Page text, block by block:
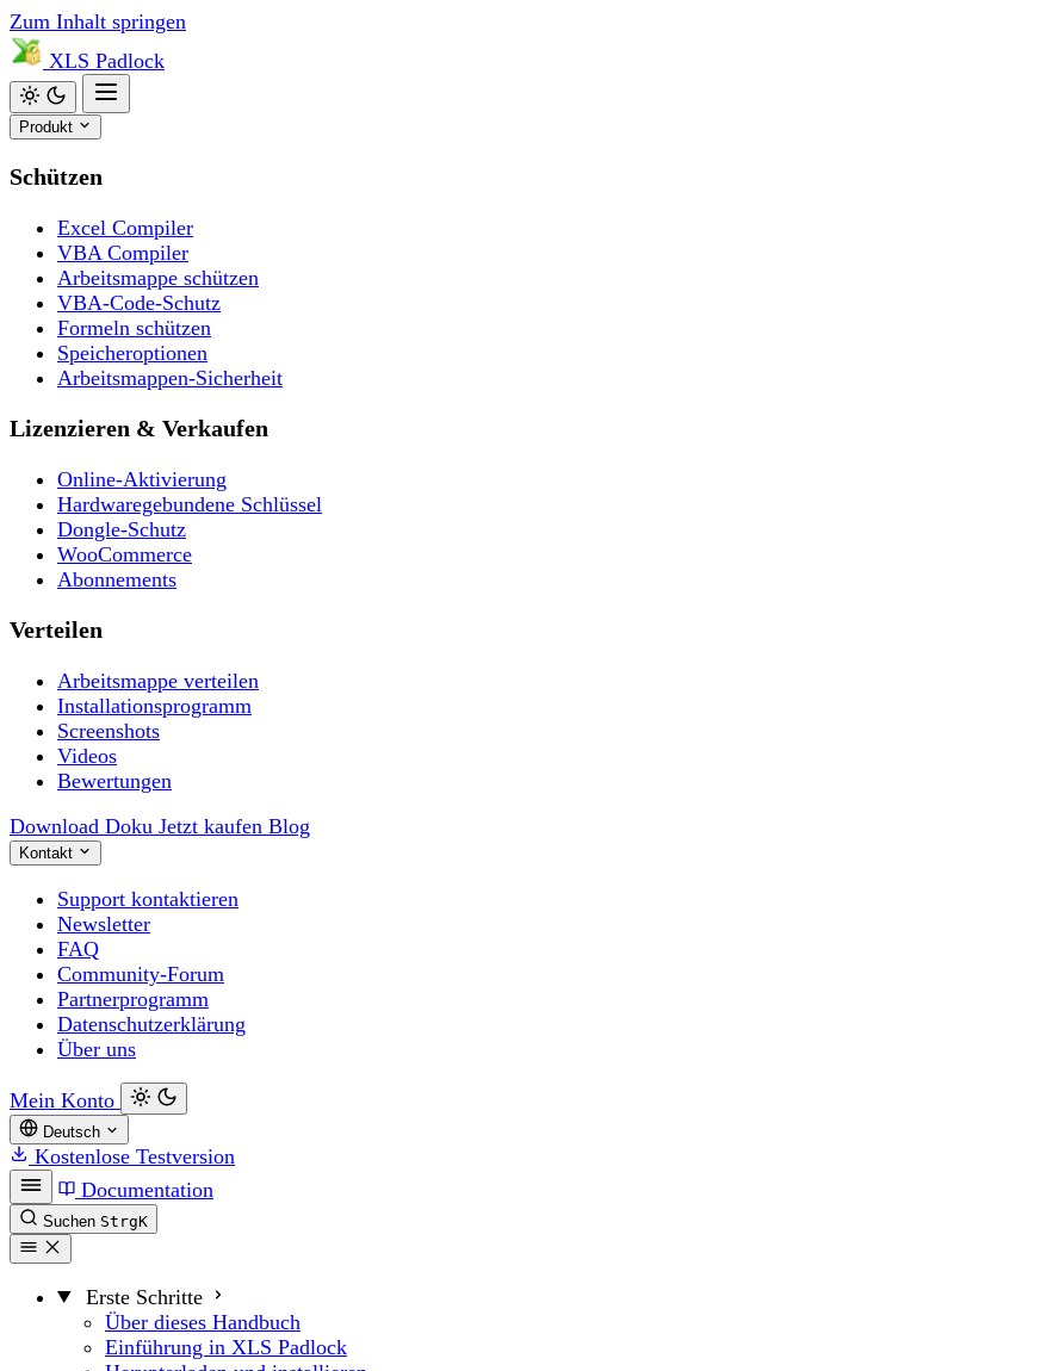
Zum Inhalt springen
XLS Padlock
Produkt
Schützen
Excel Compiler
VBA Compiler
Arbeitsmappe schützen
VBA-Code-Schutz
Formeln schützen
Speicheroptionen
Arbeitsmappen-Sicherheit
Lizenzieren & Verkaufen
Online-Aktivierung
Hardwaregebundene Schlüssel
Dongle-Schutz
WooCommerce
Abonnements
Verteilen
Arbeitsmappe verteilen
Installationsprogramm
Screenshots
Videos
Bewertungen
Download Doku Jetzt kaufen Blog
Kontakt
Support kontaktieren
Newsletter
FAQ
Community-Forum
Partnerprogramm
Datenschutzerklärung
Über uns
Mein Konto
Deutsch
Kostenlose Testversion
Documentation
Suchen StrgK
Erste Schritte
Über dieses Handbuch
Einführung in XLS Padlock